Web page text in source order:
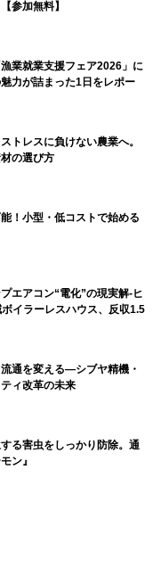
参加無料】
業就業支援フェア2026」に
力が詰まった1日をレポー
トレスに負けない農業へ。
の選び方
！小型・低コストで始める
エアコン“電化”の現実解-ヒ
イラーレスハウス、反収1.5
通を変える―シブヤ精機・
ィ改革の未来
る害虫をしっかり防除。通
ン』